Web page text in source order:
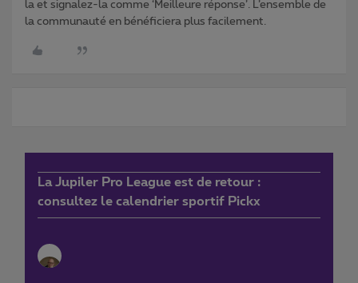
la et signalez-la comme ‘Meilleure réponse’. L’ensemble de
la communauté en bénéficiera plus facilement.
La Jupiler Pro League est de retour :
consultez le calendrier sportif Pickx